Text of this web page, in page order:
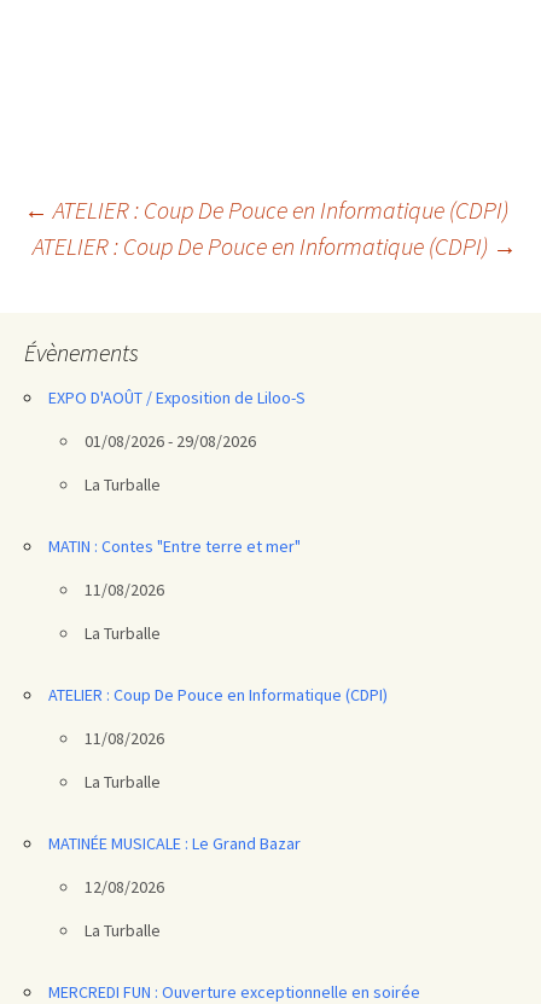
Navigation
des
← ATELIER : Coup De Pouce en Informatique (CDPI)
ATELIER : Coup De Pouce en Informatique (CDPI) →
Évènements
EXPO D'AOÛT / Exposition de Liloo-S
01/08/2026 - 29/08/2026
La Turballe
MATIN : Contes "Entre terre et mer"
11/08/2026
La Turballe
ATELIER : Coup De Pouce en Informatique (CDPI)
11/08/2026
La Turballe
MATINÉE MUSICALE : Le Grand Bazar
12/08/2026
La Turballe
MERCREDI FUN : Ouverture exceptionnelle en soirée